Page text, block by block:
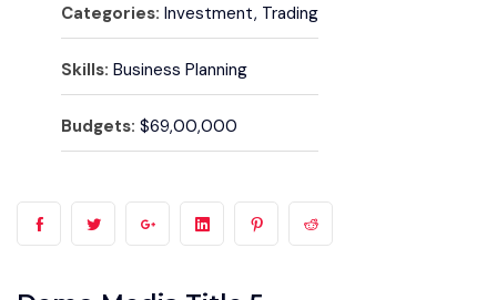
Categories: Investment, Trading
Skills: Business Planning
Budgets: $69,00,000